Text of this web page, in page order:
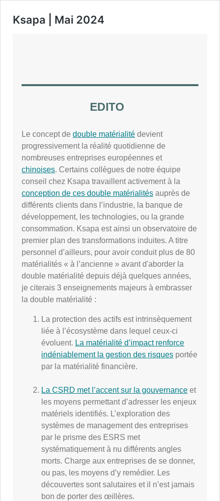
Ksapa | Mai 2024
EDITO
Le concept de double matérialité devient
progressivement la réalité quotidienne de
nombreuses entreprises européennes et
chinoises. Certains collègues de notre équipe
conseil chez Ksapa travaillent activement à la
conception de ces double matérialités auprès de
différents clients dans l’industrie, la banque de
développement, les technologies, ou la grande
consommation. Ksapa est ainsi un observatoire de
premier plan des transformations induites. A titre
personnel d’ailleurs, pour avoir conduit plus de 80
matérialités « à l’ancienne » avant d'aborder la
double matérialité depuis déjà quelques années,
je citerais 3 enseignements majeurs à embrasser
la double matérialité :
La protection des actifs est intrinsèquement
liée à l’écosystème dans lequel ceux-ci
évoluent. La matérialité d’impact renforce
indéniablement la gestion des risques portée
par la matérialité financière.
La CSRD met l’accent sur la gouvernance et
les moyens permettant d’adresser les enjeux
matériels identifiés. L’exploration des
systèmes de management des entreprises
par le prisme des ESRS met
systématiquement à nu différents angles
morts. Charge aux entreprises de se donner,
ou pas, les moyens d’y remédier. Les
découvertes sont salutaires et il n’est jamais
bon de porter des œillères.